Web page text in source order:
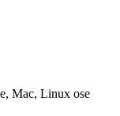
Mac, Linux ose